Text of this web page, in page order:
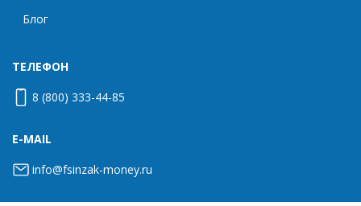
Блог
ТЕЛЕФОН
8 (800) 333-44-85
E-MAIL
info@fsinzak-money.ru